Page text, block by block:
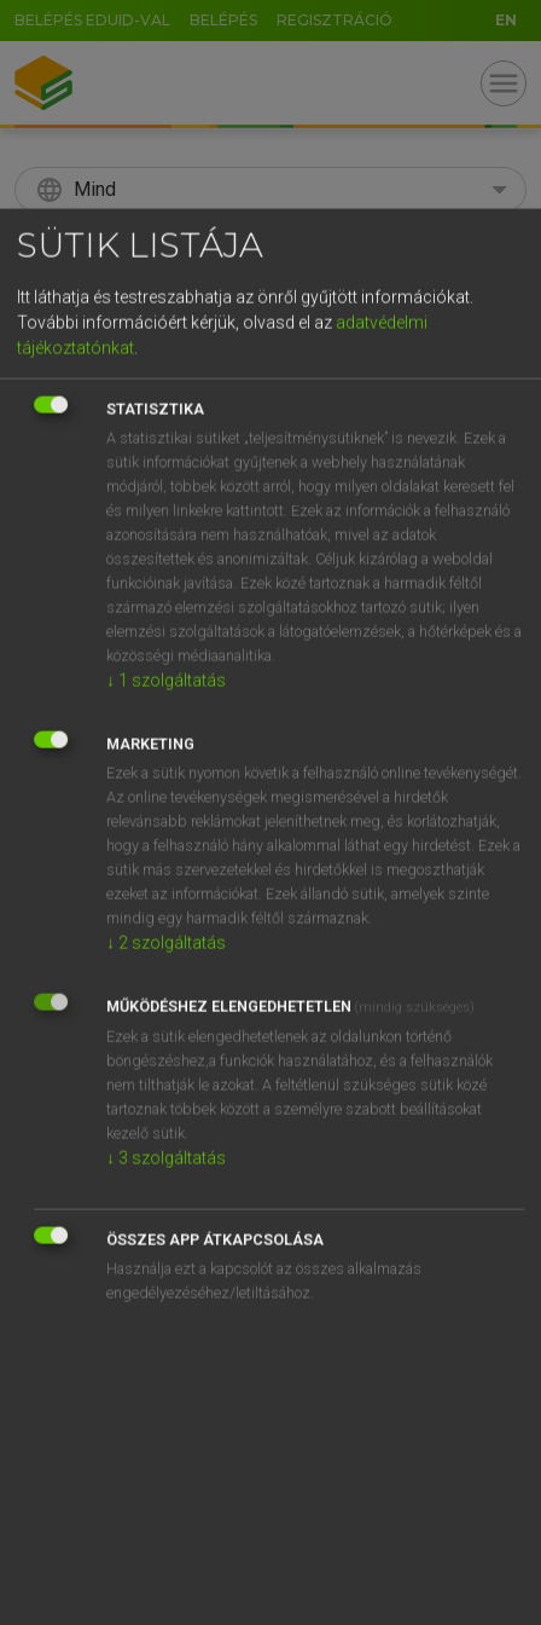
BELÉPÉS EDUID-VAL BELÉPÉS REGISZTRÁCIÓ EN
menu
language Mind
search
KERESÉS
Díjmentes angol szótár
mn aboralis
keresése szótárainkban
DÍJMENTES ANGOL SZÓTÁR
abominable
abominate
abomination
aboriginal
SZOTAR.NET APPLIKÁCIÓ
ONLINE NYELVVIZSGA
SÜTIK LISTÁJA
Itt láthatja és testreszabhatja az önről gyűjtött információkat.
További információért kérjük, olvasd el az adatvédelmi
tájékoztatónkat
STATISZTIKA
A statisztikai sütiket „teljesítménysütiknek” is nevezik. Ezek a
sütik információkat gyűjtenek a webhely használatának
módjáról, többek között arról, hogy milyen oldalakat keresett fel
és milyen linkekre kattintott. Ezek az információk a felhasználó
azonosítására nem használhatóak, mivel az adatok
összesítettek és anonimizáltak. Céljuk kizárólag a weboldal
funkcióinak javítása. Ezek közé tartoznak a harmadik féltől
származó elemzési szolgáltatásokhoz tartozó sütik; ilyen
elemzési szolgáltatások a látogatóelemzések, a hőtérképek és a
közösségi médiaanalitika.
↓ 1 szolgáltatás
MARKETING
Ezek a sütik nyomon követik a felhasználó online tevékenységét.
Az online tevékenységek megismerésével a hirdetők
relevánsabb reklámokat jeleníthetnek meg, és korlátozhatják,
hogy a felhasználó hány alkalommal láthat egy hirdetést. Ezek a
sütik más szervezetekkel és hirdetőkkel is megoszthatják
ezeket az információkat. Ezek állandó sütik, amelyek szinte
mindig egy harmadik féltől származnak.
↓ 2 szolgáltatás
MŰKÖDÉSHEZ ELENGEDHETETLEN (mindig szükséges)
Ezek a sütik elengedhetetlenek az oldalunkon történő
böngészéshez,a funkciók használatához, és a felhasználók
nem tilthatják le azokat. A feltétlenül szükséges sütik közé
tartoznak többek között a személyre szabott beállításokat
kezelő sütik.
↓ 3 szolgáltatás
ÖSSZES APP ÁTKAPCSOLÁSA
Használja ezt a kapcsolót az összes alkalmazás
engedélyezéséhez/letiltásához.
GR
5 6 7 8 9 ö ü ó
r t z u i o p ő ú
k l ű
n m , . AltGr